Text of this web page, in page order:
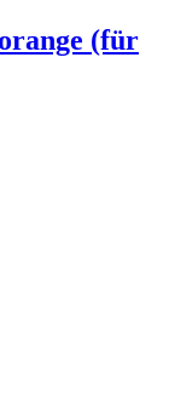
(für